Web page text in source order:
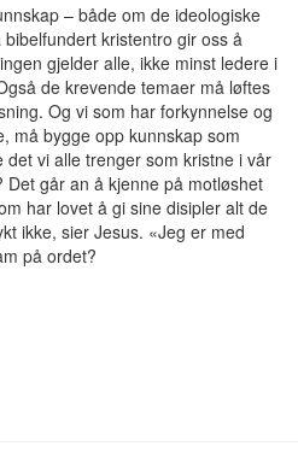
– både om de ideologiske
kristentro gir oss å
gjelder alle, ikke minst ledere i
de krevende temaer må løftes
Og vi som har forkynnelse og
må bygge opp kunnskap som
vi alle trenger som kristne i vår
går an å kjenne på motløshet
har lovet å gi sine disipler alt de
ikke, sier Jesus. «Jeg er med
på ordet?